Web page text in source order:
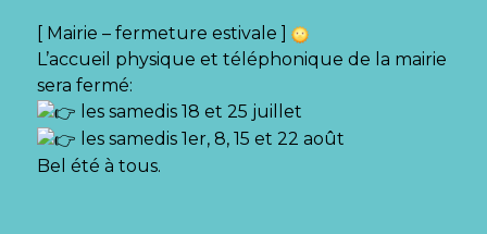
[ Mairie – fermeture estivale ]
L’accueil physique et téléphonique de la mairie
sera fermé:
les samedis 18 et 25 juillet
les samedis 1er, 8, 15 et 22 août
Bel été à tous.